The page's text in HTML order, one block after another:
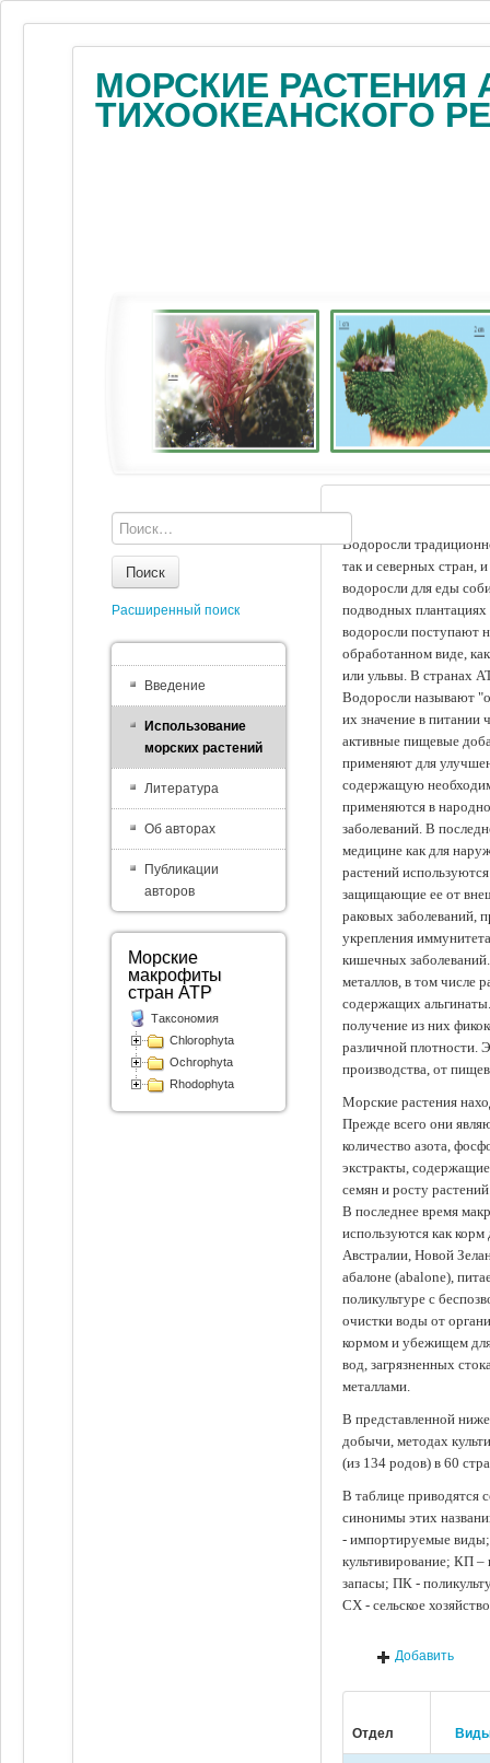
МОРСКИЕ РАСТЕНИЯ
ТИХООКЕАНСКОГО
Водоросли
так и северных стран,
водоросли для еды
подводных
водоросли поступают
обработанном виде,
или ульвы. В странах
Водоросли называют
их значение в питании
активные пищевые
применяют для
содержащую
применяются в
заболеваний. В
медицине как для
растений
защищающие ее от
раковых заболеваний,
укрепления
кишечных
металлов, в том числе
содержащих
получение из них
различной плотности.
производства, от
Морские растения
Прежде всего они
количество азота,
экстракты,
семян и росту
В последнее время
используются как
Австралии, Новой
абалоне (abalone),
поликультуре с
очистки воды от
кормом и убежищем
вод, загрязненных
металлами.
В представленной
добычи, методах
(из 134 родов) в 60
В таблице приводятся
синонимы этих
- импортируемые
культивирование; КП
запасы; ПК -
СХ - сельское
Добавить
Отдел
Поиск
Расширенный поиск
Введение
Использование
морских растений
Литература
Об авторах
Публикации
авторов
Морские
макрофиты
стран АТР
Таксономия
Chlorophyta
Ochrophyta
Rhodophyta